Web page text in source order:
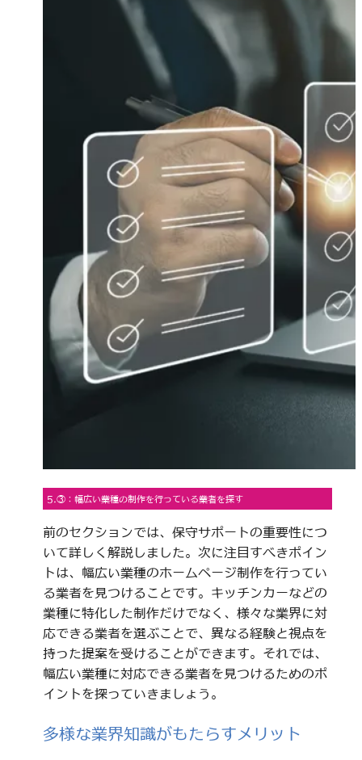
5.③：幅広い業種の制作を行っている業者を探す
前のセクションでは、保守サポートの重要性につ
いて詳しく解説しました。次に注目すべきポイン
トは、幅広い業種のホームページ制作を行ってい
る業者を見つけることです。キッチンカーなどの
業種に特化した制作だけでなく、様々な業界に対
応できる業者を選ぶことで、異なる経験と視点を
持った提案を受けることができます。それでは、
幅広い業種に対応できる業者を見つけるためのポ
イントを探っていきましょう。
多様な業界知識がもたらすメリット